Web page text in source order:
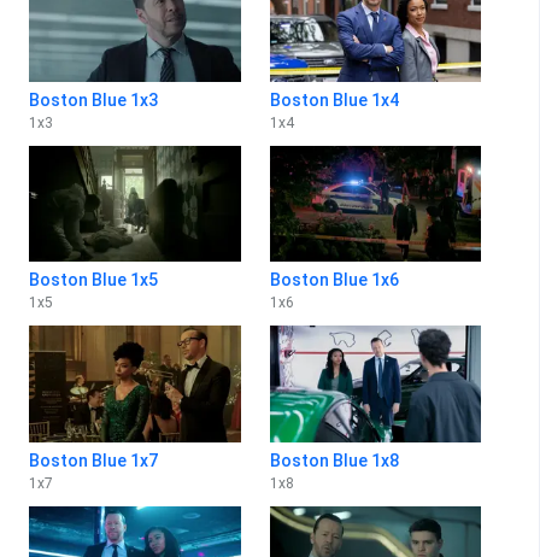
Boston Blue 1x3
1 x3
Boston Blue 1x4
1 x4
Boston Blue 1x5
1 x5
Boston Blue 1x6
1 x6
Boston Blue 1x7
1 x7
Boston Blue 1x8
1 x8